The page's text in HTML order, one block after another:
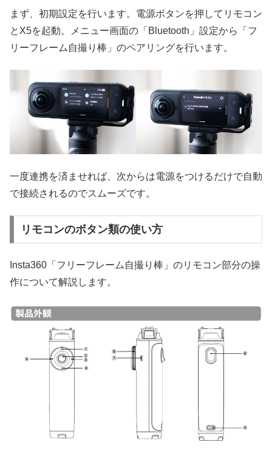
まず、初期設定を行います。電源ボタンを押してリモコン
とX5を起動。メニュー画面の「Bluetooth」設定から「フ
リーフレーム自撮り棒」のペアリングを行います。
一度連携を済ませれば、次からは電源をつけるだけで自動
で接続されるのでスムーズです。
リモコンのボタン類の使い方
Insta360「フリーフレーム自撮り棒」のリモコン部分の操
作について解説します。